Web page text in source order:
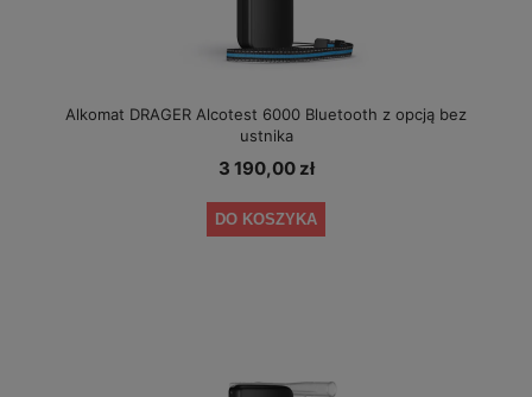
Alkomat DRAGER Alcotest 6000 Bluetooth z opcją bez
ustnika
3 190,00 zł
DO KOSZYKA